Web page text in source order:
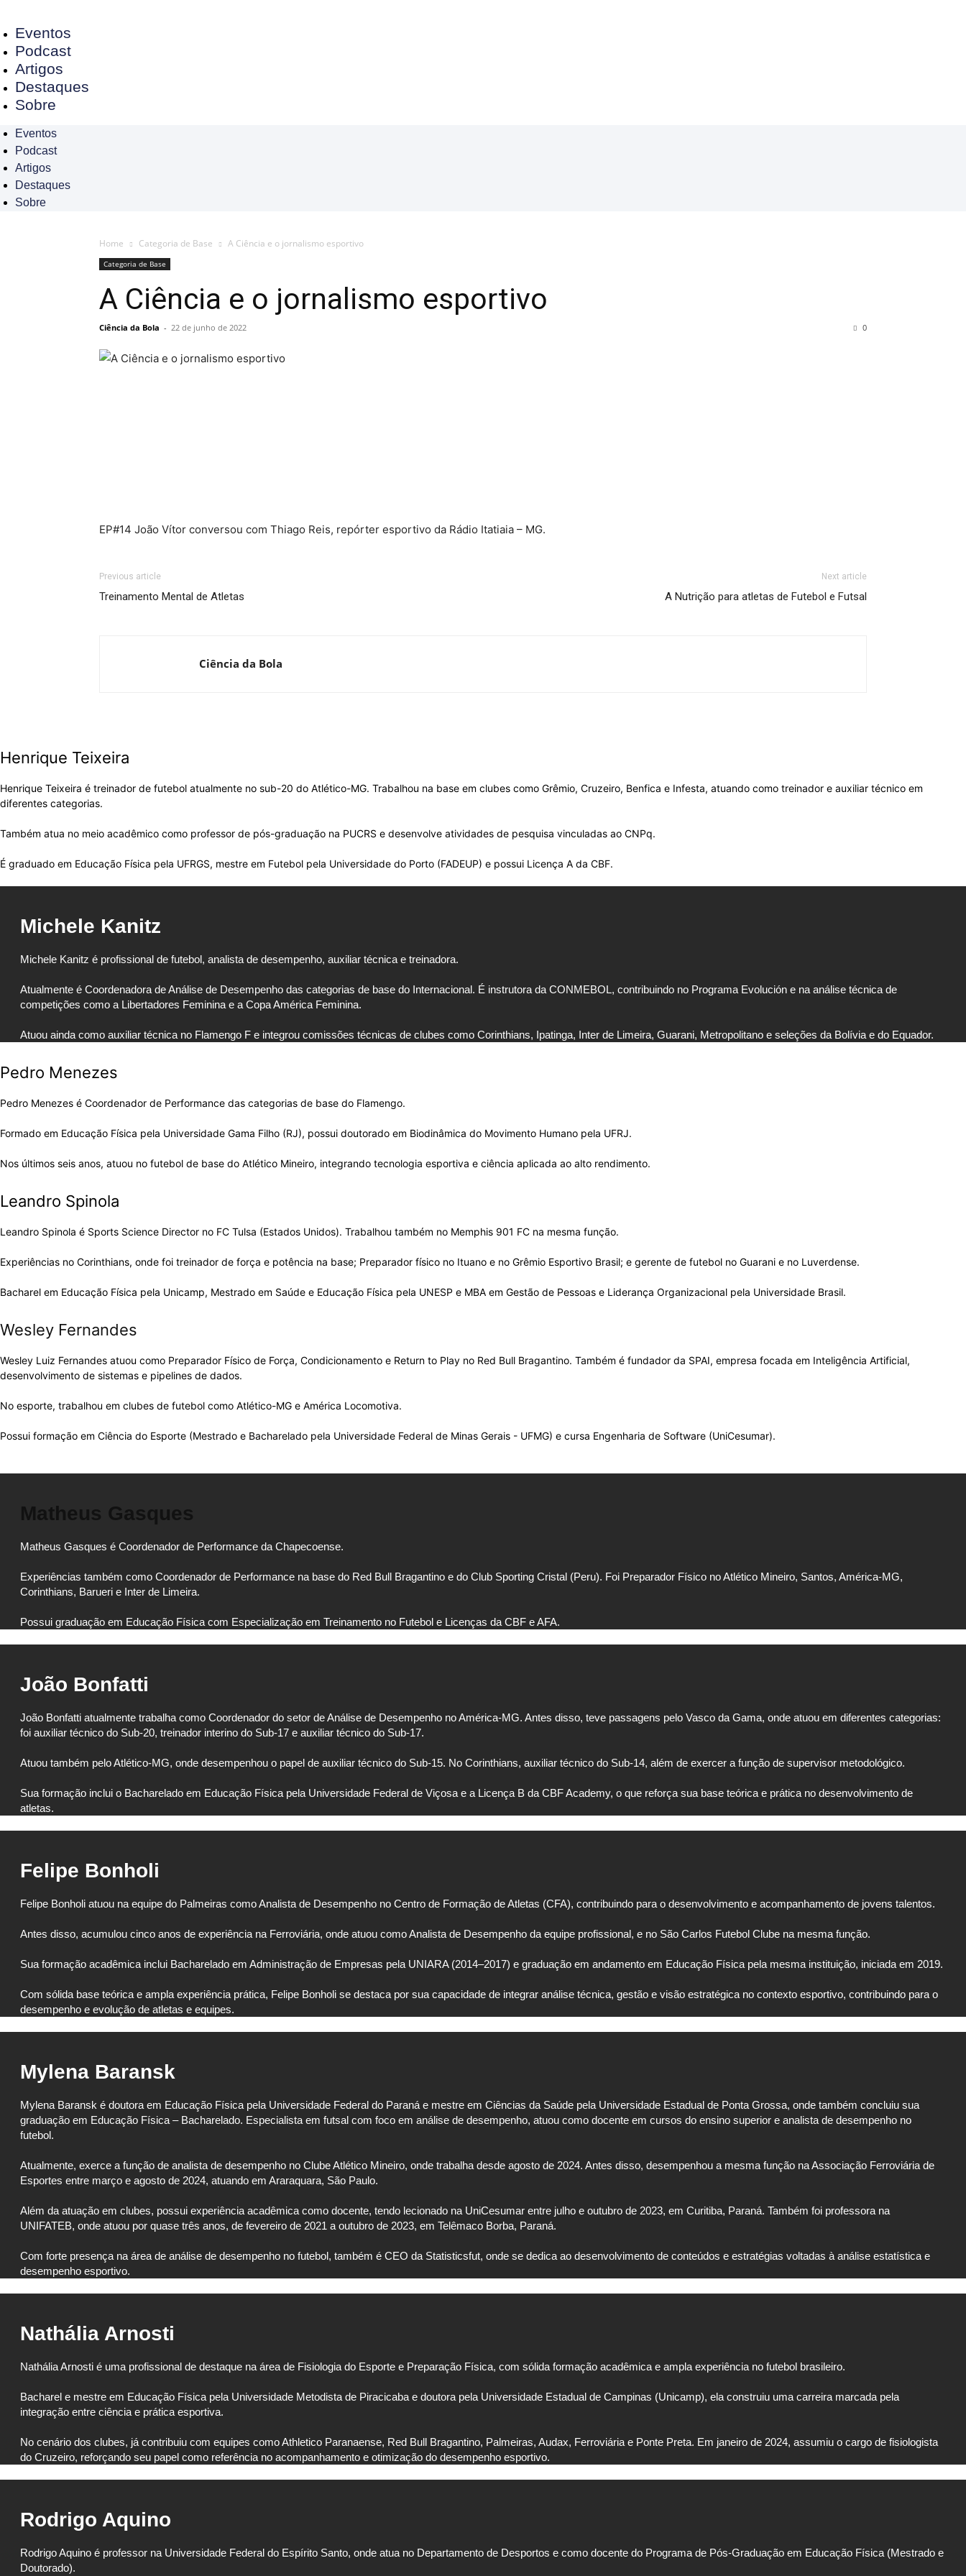
Eventos
Podcast
Artigos
Destaques
Sobre
Eventos
Podcast
Artigos
Destaques
Sobre
Home Categoria de Base A Ciência e o jornalismo esportivo
Categoria de Base
A Ciência e o jornalismo esportivo
Ciência da Bola - 22 de junho de 2022 0
EP#14 João Vítor conversou com Thiago Reis, repórter esportivo da Rádio Itatiaia – MG.
Previous article
Treinamento Mental de Atletas
Next article
A Nutrição para atletas de Futebol e Futsal
Ciência da Bola
Henrique Teixeira
Henrique Teixeira é treinador de futebol atualmente no sub-20 do Atlético-MG. Trabalhou na base em clubes como Grêmio, Cruzeiro, Benfica e Infesta, atuando como treinador e auxiliar técnico em
diferentes categorias.
Também atua no meio acadêmico como professor de pós-graduação na PUCRS e desenvolve atividades de pesquisa vinculadas ao CNPq.
É graduado em Educação Física pela UFRGS, mestre em Futebol pela Universidade do Porto (FADEUP) e possui Licença A da CBF.
Michele Kanitz
Michele Kanitz é profissional de futebol, analista de desempenho, auxiliar técnica e treinadora.
Atualmente é Coordenadora de Análise de Desempenho das categorias de base do Internacional. É instrutora da CONMEBOL, contribuindo no Programa Evolución e na análise técnica de
competições como a Libertadores Feminina e a Copa América Feminina.
Atuou ainda como auxiliar técnica no Flamengo F e integrou comissões técnicas de clubes como Corinthians, Ipatinga, Inter de Limeira, Guarani, Metropolitano e seleções da Bolívia e do Equador.
Pedro Menezes
Pedro Menezes é Coordenador de Performance das categorias de base do Flamengo.
Formado em Educação Física pela Universidade Gama Filho (RJ), possui doutorado em Biodinâmica do Movimento Humano pela UFRJ.
Nos últimos seis anos, atuou no futebol de base do Atlético Mineiro, integrando tecnologia esportiva e ciência aplicada ao alto rendimento.
Leandro Spinola
Leandro Spinola é Sports Science Director no FC Tulsa (Estados Unidos). Trabalhou também no Memphis 901 FC na mesma função.
Experiências no Corinthians, onde foi treinador de força e potência na base; Preparador físico no Ituano e no Grêmio Esportivo Brasil; e gerente de futebol no Guarani e no Luverdense.
Bacharel em Educação Física pela Unicamp, Mestrado em Saúde e Educação Física pela UNESP e MBA em Gestão de Pessoas e Liderança Organizacional pela Universidade Brasil.
Wesley Fernandes
Wesley Luiz Fernandes atuou como Preparador Físico de Força, Condicionamento e Return to Play no Red Bull Bragantino. Também é fundador da SPAI, empresa focada em Inteligência Artificial,
desenvolvimento de sistemas e pipelines de dados.
No esporte, trabalhou em clubes de futebol como Atlético-MG e América Locomotiva.
Possui formação em Ciência do Esporte (Mestrado e Bacharelado pela Universidade Federal de Minas Gerais - UFMG) e cursa Engenharia de Software (UniCesumar).
Matheus Gasques
Matheus Gasques é Coordenador de Performance da Chapecoense.
Experiências também como Coordenador de Performance na base do Red Bull Bragantino e do Club Sporting Cristal (Peru). Foi Preparador Físico no Atlético Mineiro, Santos, América-MG,
Corinthians, Barueri e Inter de Limeira.
Possui graduação em Educação Física com Especialização em Treinamento no Futebol e Licenças da CBF e AFA.
João Bonfatti
João Bonfatti atualmente trabalha como Coordenador do setor de Análise de Desempenho no América-MG. Antes disso, teve passagens pelo Vasco da Gama, onde atuou em diferentes categorias:
foi auxiliar técnico do Sub-20, treinador interino do Sub-17 e auxiliar técnico do Sub-17.
Atuou também pelo Atlético-MG, onde desempenhou o papel de auxiliar técnico do Sub-15. No Corinthians, auxiliar técnico do Sub-14, além de exercer a função de supervisor metodológico.
Sua formação inclui o Bacharelado em Educação Física pela Universidade Federal de Viçosa e a Licença B da CBF Academy, o que reforça sua base teórica e prática no desenvolvimento de
atletas.
Felipe Bonholi
Felipe Bonholi atuou na equipe do Palmeiras como Analista de Desempenho no Centro de Formação de Atletas (CFA), contribuindo para o desenvolvimento e acompanhamento de jovens talentos.
Antes disso, acumulou cinco anos de experiência na Ferroviária, onde atuou como Analista de Desempenho da equipe profissional, e no São Carlos Futebol Clube na mesma função.
Sua formação acadêmica inclui Bacharelado em Administração de Empresas pela UNIARA (2014–2017) e graduação em andamento em Educação Física pela mesma instituição, iniciada em 2019.
Com sólida base teórica e ampla experiência prática, Felipe Bonholi se destaca por sua capacidade de integrar análise técnica, gestão e visão estratégica no contexto esportivo, contribuindo para o
desempenho e evolução de atletas e equipes.
Mylena Baransk
Mylena Baransk é doutora em Educação Física pela Universidade Federal do Paraná e mestre em Ciências da Saúde pela Universidade Estadual de Ponta Grossa, onde também concluiu sua
graduação em Educação Física – Bacharelado. Especialista em futsal com foco em análise de desempenho, atuou como docente em cursos do ensino superior e analista de desempenho no
futebol.
Atualmente, exerce a função de analista de desempenho no Clube Atlético Mineiro, onde trabalha desde agosto de 2024. Antes disso, desempenhou a mesma função na Associação Ferroviária de
Esportes entre março e agosto de 2024, atuando em Araraquara, São Paulo.
Além da atuação em clubes, possui experiência acadêmica como docente, tendo lecionado na UniCesumar entre julho e outubro de 2023, em Curitiba, Paraná. Também foi professora na
UNIFATEB, onde atuou por quase três anos, de fevereiro de 2021 a outubro de 2023, em Telêmaco Borba, Paraná.
Com forte presença na área de análise de desempenho no futebol, também é CEO da Statisticsfut, onde se dedica ao desenvolvimento de conteúdos e estratégias voltadas à análise estatística e
desempenho esportivo.
Nathália Arnosti
Nathália Arnosti é uma profissional de destaque na área de Fisiologia do Esporte e Preparação Física, com sólida formação acadêmica e ampla experiência no futebol brasileiro.
Bacharel e mestre em Educação Física pela Universidade Metodista de Piracicaba e doutora pela Universidade Estadual de Campinas (Unicamp), ela construiu uma carreira marcada pela
integração entre ciência e prática esportiva.
No cenário dos clubes, já contribuiu com equipes como Athletico Paranaense, Red Bull Bragantino, Palmeiras, Audax, Ferroviária e Ponte Preta. Em janeiro de 2024, assumiu o cargo de fisiologista
do Cruzeiro, reforçando seu papel como referência no acompanhamento e otimização do desempenho esportivo.
Rodrigo Aquino
Rodrigo Aquino é professor na Universidade Federal do Espírito Santo, onde atua no Departamento de Desportos e como docente do Programa de Pós-Graduação em Educação Física (Mestrado e
Doutorado).